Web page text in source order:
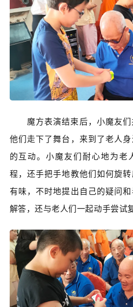
魔方表演结束后，小魔友们
他们走下了舞台，来到了老人
的互动。小魔友们耐心地为老
程，还手把手地教他们如何旋
有味，不时地提出自己的疑问
解答，还与老人们一起动手尝试